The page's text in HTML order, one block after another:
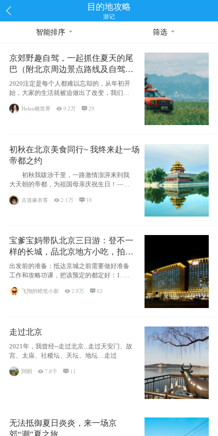
目的地攻略
游记
智能排序 筛选
京郊野趣自驾，一起抓住夏天的尾
巴（附北京周边景点路线及自驾攻
略）
2020注定是每个人都难以忘却的，从年初开
始，大家的生活就被迫做出了改变，我们也
不例外。本来双双辞职是为
Helen晓世界 9.2万 29
初秋在北京美食同行~ 我终来赴一场
帝都之约
初秋我跋涉千里，一路激情澎湃来到我
大天朝的帝都，为祖国母亲庆祝生日！——
古道麻衣客 2.1万  18
宝爹宝妈带队北京三日游：登不一
样的长城，品北京地方小吃，拍盘
古七星夜景！
出发前的准备：抵达京城之前需要做好准备
工作和攻略功课，把该预定的都定好：1. 酒
飞翔的蜡笔小新 2.8万 62
走过北京
2021年，我曾经--走过北京...走过天安门、故
宫、太庙、社稷坛、天坛、地坛…走过
阿眀 7.8千  11
无法抵御夏日炎炎，来一场京